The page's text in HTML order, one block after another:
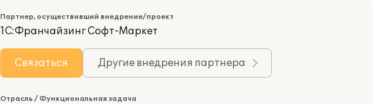
Партнер, осуществивший внедрение/проект
1С:Франчайзинг Софт-Маркет
Связаться Другие внедрения партнера
Отрасль / Функциональная задача